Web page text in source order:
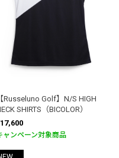
【Russeluno Golf】N/S HIGH
SHIRTS（BICOLOR）
ャンペーン対象商品